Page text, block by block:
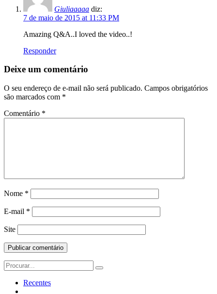
Giuliaaaaa diz:
7 de maio de 2015 at 11:33 PM
Amazing Q&A..I loved the video..!
Responder
Deixe um comentário
O seu endereço de e-mail não será publicado. Campos obrigatórios
são marcados com *
Comentário *
Nome *
E-mail *
Site
Search
for:
Recentes